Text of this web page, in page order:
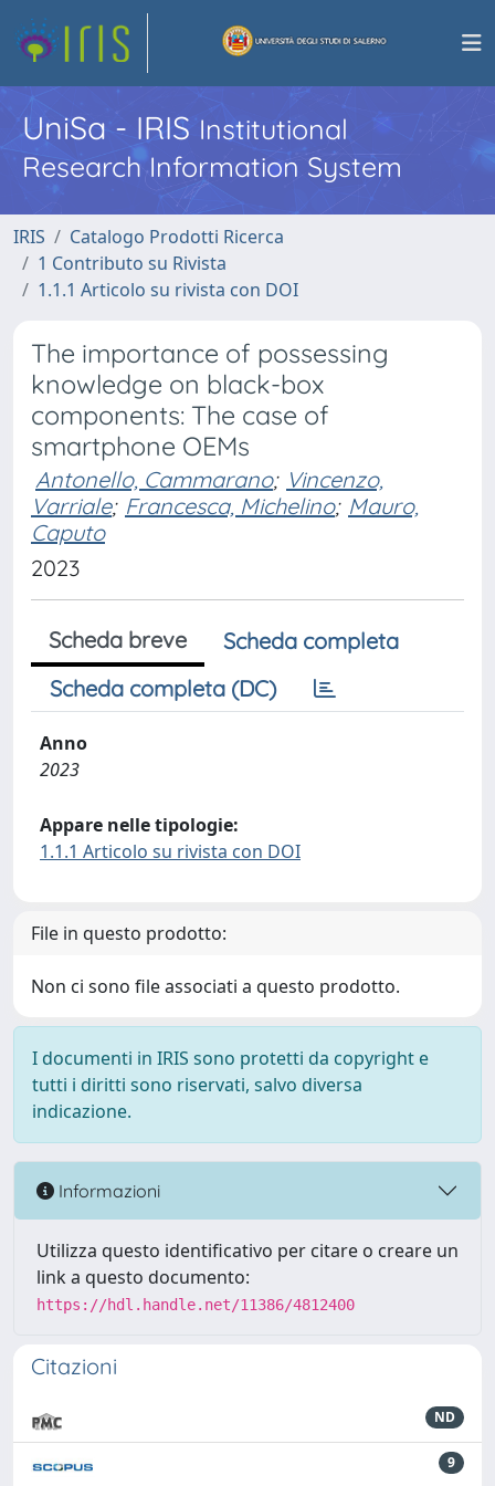
UniSa - IRISInstitutional
Research Information System
IRIS
Catalogo Prodotti Ricerca
1 Contributo su Rivista
1.1.1 Articolo su rivista con DOI
The importance of possessing
knowledge on black-box
components: The case of
smartphone OEMs
Antonello, Cammarano; Vincenzo,
Varriale; Francesca, Michelino; Mauro,
Caputo
2023
Scheda breve
Scheda completa
Scheda completa (DC)
Anno
2023
Appare nelle tipologie:
1.1.1 Articolo su rivista con DOI
File in questo prodotto:
Non ci sono file associati a questo prodotto.
I documenti in IRIS sono protetti da copyright e
tutti i diritti sono riservati, salvo diversa
indicazione.
Informazioni
Utilizza questo identificativo per citare o creare un
link a questo documento:
https://hdl.handle.net/11386/4812400
Citazioni
ND
9